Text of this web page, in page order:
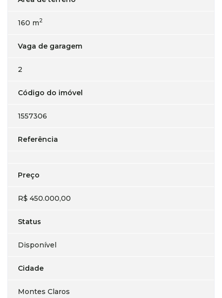
160 m2
Vaga de garagem
2
Código do imóvel
1557306
Referência
Preço
R$ 450.000,00
Status
Disponível
Cidade
Montes Claros